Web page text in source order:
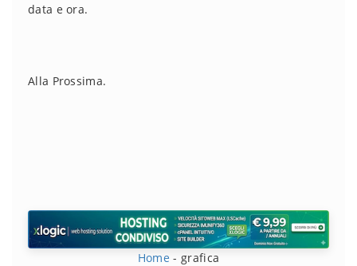
data e ora.
Alla Prossima.
Home - grafica